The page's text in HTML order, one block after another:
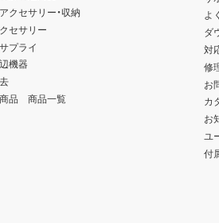
クセサリー・収納
セサリー
プライ
機器
品 商品一覧
よ
ダ
対
修
お
カ
お
ユ
付